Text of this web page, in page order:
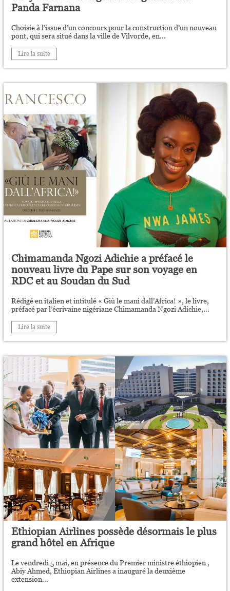
Panda Farnana
Choisie à l’issue d’un concours pour la construction d’un nouveau
pont, qui sera situé dans la ville de Vilvorde, en...
Lire la suite
Chimamanda Ngozi Adichie a préfacé le
nouveau livre du Pape sur son voyage en
RDC et au Soudan du Sud
Rédigé en italien et intitulé « Giù le mani dall’Africa! », le livre,
préfacé par l’écrivaine nigériane Chimamanda Ngozi Adichie,...
Lire la suite
Ethiopian Airlines possède désormais le plus
grand hôtel en Afrique
Le vendredi 5 mai, en présence du Premier ministre éthiopien ,
Abiy Ahmed, Ethiopian Airlines a inauguré la deuxième
extension...